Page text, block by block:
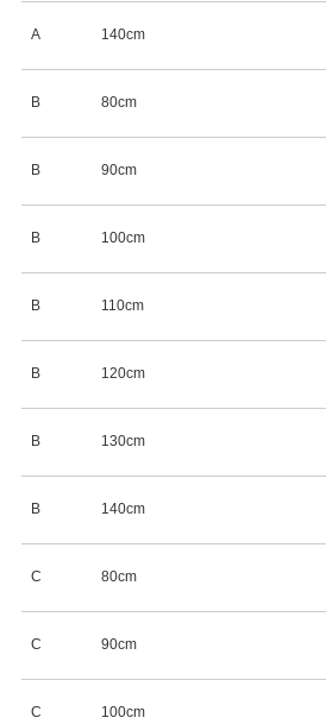
A 140cm
B 80cm
B 90cm
B 100cm
B 110cm
B 120cm
B 130cm
B 140cm
C 80cm
C 90cm
C 100cm